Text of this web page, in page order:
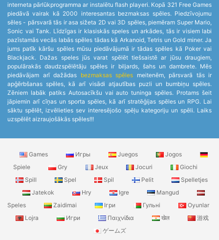
interneta pārlūkprogramma ar instalētu flash playeri. Kopā 321 Free Games
piedāvā vairak kā 2000 interesantas bezmaksas spēles. Piedzīvojumu
sēles - pārsvarā tās ir asa sižeta 2D vai 3D spēles, piemēram Super Mario,
Sonic vai Tank. Līdzīgas ir klasiskās speles un arkādes, tās ir visiem labi
pazīstamās vecās labās spēles tādas kā Arkanoid, Tetris un Gold miner. Ja
jums patīk kāršu spēles mūsu piedāvājumā ir tādas spēles kā Poker vai
Blackjack. Dažas speles jūs varat spēlēt tiešsaistē ar jūsu draugiem,
populārakās daudzspēlētāju spēles ir biljards, šahs un dambrete. Mēs
piedāvājam arī dažādas bezmaksas spēles meitenēm, pārsvarā tās ir
apģērbšanas spēles, kā arī visādi atjautības puzli un bumbiņu spēles.
Zēniem labāk patiks Autosacīkšu vai auto tuninga spēles. Protams šeit
jāpiemin arī cīņas un sporta spēles, kā arī stratēģijas spēles un RPG. Lai
sāktu spēlēt, izvēlieties sev interesējošo spēļu kategoriju un spēli. Laiks
uzspēlēt aizraujošākās spēles!!!
Games Игры Juegos
Jogos
Spiele
Gry Jeux Jocuri
Giochi
Spill
Spel Spil Pelit
Spelletjes
Jatekok
Hry Igre
Mangud
Speles
Zaidimai Ігри Гульні
Oyunlar
Lojra
Игри Παιχνίδια खेल
游戏
ゲームズ